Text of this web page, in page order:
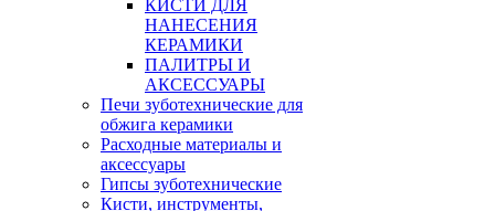
КИСТИ ДЛЯ
НАНЕСЕНИЯ
КЕРАМИКИ
ПАЛИТРЫ И
АКСЕССУАРЫ
Печи зуботехнические для
обжига керамики
Расходные материалы и
аксессуары
Гипсы зуботехнические
Кисти, инструменты,